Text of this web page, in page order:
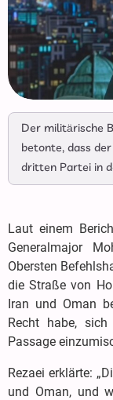
Der militärische
betonte, dass
dritten Partei in
Laut einem
Generalmajor
Obersten
die Straße von
Iran und Oman
Recht habe,
Passage
Rezaei erklärte:
und Oman, und